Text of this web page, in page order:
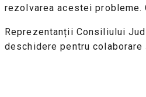
rezolvarea acestei probleme.
Reprezentanții Consiliului
deschidere pentru